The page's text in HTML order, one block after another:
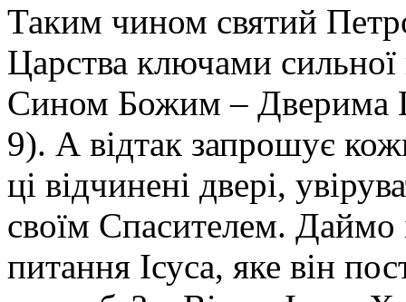
Таким чином святий
Царства ключами
Сином Божим – Дверима
9). А відтак запрошує
ці відчинені двері,
своїм Спасителем. Даймо
питання Ісуса, яке він